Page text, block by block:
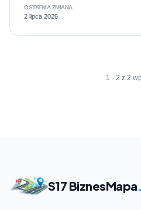
OSTATNIA ZMIANA
2 lipca 2026
1 - 2 z 2
S17 BiznesMapa.